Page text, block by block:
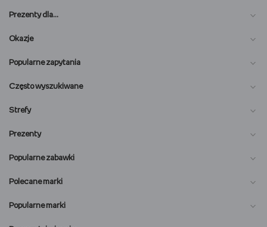
Prezenty dla…
Okazje
Popularne zapytania
Często wyszukiwane
Strefy
Prezenty
Popularne zabawki
Polecane marki
Popularne marki